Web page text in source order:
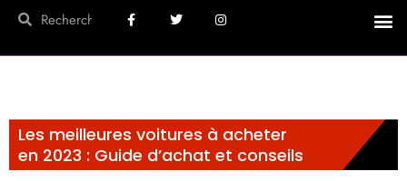
Les meilleures voitures à acheter
en 2023 : Guide d’achat et conseils